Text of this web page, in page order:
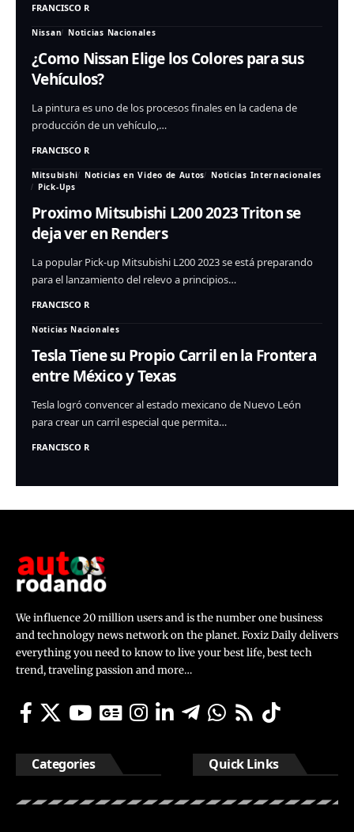
FRANCISCO R
Nissan Noticias Nacionales
¿Como Nissan Elige los Colores para sus
Vehículos?
La pintura es uno de los procesos finales en la cadena de
producción de un vehículo,…
FRANCISCO R
Mitsubishi Noticias en Video de Autos
Noticias Internacionales
Pick-Ups
Proximo Mitsubishi L200 2023 Triton se
deja ver en Renders
La popular Pick-up Mitsubishi L200 2023 se está preparando
para el lanzamiento del relevo a principios…
FRANCISCO R
Noticias Nacionales
Tesla Tiene su Propio Carril en la Frontera
entre México y Texas
Tesla logró convencer al estado mexicano de Nuevo León
para crear un carril especial que permita…
FRANCISCO R
We influence 20 million users and is the number one business
and technology news network on the planet. Foxiz Daily delivers
everything you need to know to live your best life, best tech
trend, traveling passion and more…
Categories Quick Links